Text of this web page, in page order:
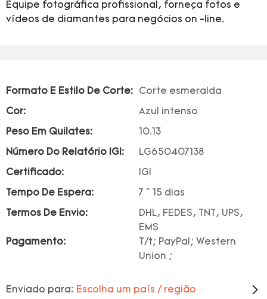
Equipe fotográfica profissional, forneça fotos e
vídeos de diamantes para negócios on -line.
Formato E Estilo De Corte: Corte esmeralda
Cor: Azul intenso
Peso Em Quilates: 10.13
Número Do Relatório IGI: LG650407138
Certificado: IGI
Tempo De Espera: 7 ~ 15 dias
Termos De Envio:
DHL, FEDES, TNT, UPS,
EMS
Pagamento:
T/t; PayPal; Western
Union ;
Enviado para: Escolha um país / região